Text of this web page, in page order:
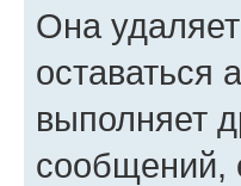
Она
оставаться
выполняет
сообщений,